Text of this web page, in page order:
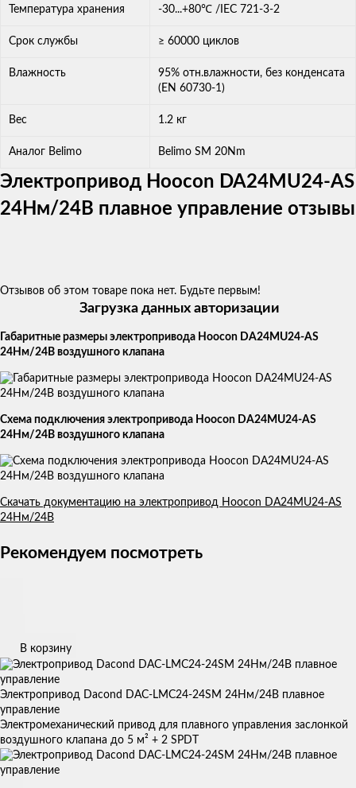
Температура хранения -30...+80℃ /IEC 721-3-2
Срок службы ≥ 60000 циклов
Влажность
95% отн.влажности, без конденсата
(EN 60730-1)
Вес 1.2 кг
Аналог Belimo Belimo SM 20Nm
Электропривод Hoocon DA24MU24-AS
24Нм/24В плавное управление отзывы
Отзывов об этом товаре пока нет. Будьте первым!
Загрузка данных авторизации
Габаритные размеры электропривода Hoocon DA24MU24-AS
24Нм/24В воздушного клапана
Схема подключения электропривода Hoocon DA24MU24-AS
24Нм/24В воздушного клапана
Скачать документацию на электропривод Hoocon DA24MU24-AS
24Нм/24В
Рекомендуем посмотреть
В корзину
Электропривод Dacond DAC-LMC24-24SM 24Нм/24В плавное
управление
Электромеханический привод для плавного управления заслонкой
воздушного клапана до 5 м² + 2 SPDT